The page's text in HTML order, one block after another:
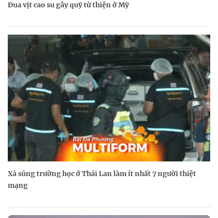
Đua vịt cao su gây quỹ từ thiện ở Mỹ
Xả súng trường học ở Thái Lan làm ít nhất 7 người thiệt
mạng